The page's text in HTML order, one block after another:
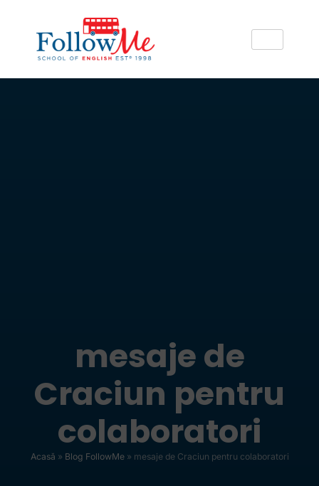
mesaje de
Craciun pentru
colaboratori
Acasă » Blog FollowMe» mesaje de Craciun pentru colaboratori